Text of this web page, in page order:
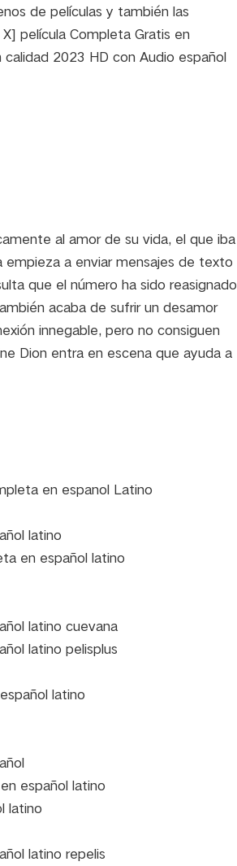
de películas y también las
película Completa Gratis en
2023 HD con Audio español
al amor de su vida, el que iba
empieza a enviar mensajes de texto
que el número ha sido reasignado
acaba de sufrir un desamor
innegable, pero no consiguen
Dion entra en escena que ayuda a
en espanol Latino
latino
en español latino
latino cuevana
latino pelisplus
latino
español latino
latino
latino repelis